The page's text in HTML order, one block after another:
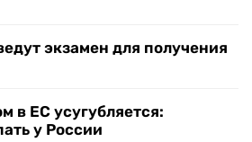
экзамен для получения
в ЕС усугубляется:
у России